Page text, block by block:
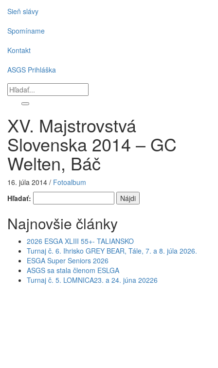
Sieň slávy
Spomíname
Kontakt
ASGS Prihláška
XV. Majstrovstvá
Slovenska 2014 – GC
Welten, Báč
16. júla 2014 / Fotoalbum
Hľadať:
Najnovšie články
2026 ESGA XLIII 55+- TALIANSKO
Turnaj č. 6. Ihrisko GREY BEAR, Tále, 7. a 8. júla 2026.
ESGA Super Seniors 2026
ASGS sa stala členom ESLGA
Turnaj č. 5. LOMNICA23. a 24. júna 20226